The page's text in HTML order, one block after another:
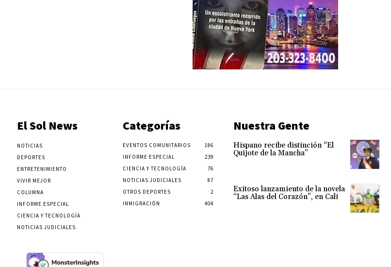
El Sol News
NOTICIAS
DEPORTES
ENTRETENIMIENTO
VIVIR MEJOR
COLUMNA
INFORME ESPECIAL
CIENCIA Y TECNOLOGÍA
NOTICIAS JUDICIALES
Categorías
EVENTOS COMUNITARIOS
186
INFORME ESPECIAL
239
CIENCIA Y TECNOLOGÍA
76
NOTICIAS JUDICIALES
87
OTROS DEPORTES
2
INMIGRACIÓN
404
Nuestra Gente
Hispano recibe distinción “El
Quijote de la Mancha”
Exitoso lanzamiento de la novela
“Las Alas del Corazón”, en Cali